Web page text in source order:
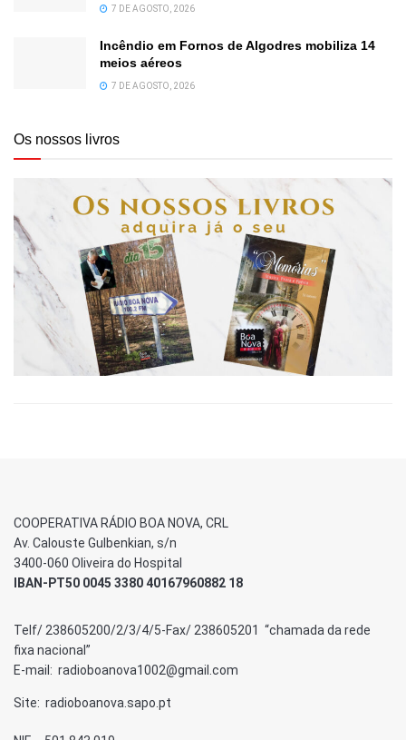
7 DE AGOSTO, 2026
Incêndio em Fornos de Algodres mobiliza 14
meios aéreos
7 DE AGOSTO, 2026
Os nossos livros
COOPERATIVA RÁDIO BOA NOVA, CRL
Av. Calouste Gulbenkian, s/n
3400-060 Oliveira do Hospital
IBAN-PT50 0045 3380 40167960882 18
Telf/ 238605200/2/3/4/5-Fax/ 238605201 “chamada da rede
fixa nacional”
E-mail: radioboanova1002@gmail.com
Site: radioboanova.sapo.pt